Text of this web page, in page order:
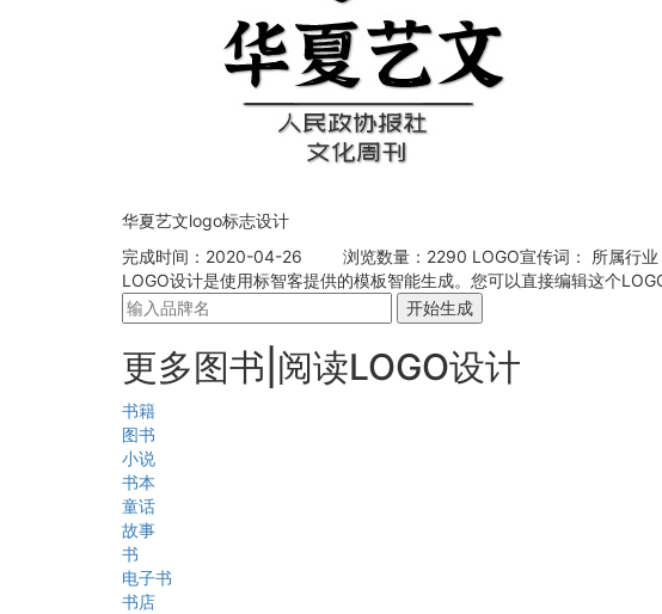
华夏艺文logo标志设计
完成时间：2020-04-26
浏览数量：2290 LOGO宣传词： 所属行业
LOGO设计是使用标智客提供的模板智能生成。您可以直接编辑这个
开始生成
更多图书|阅读LOGO设计
书籍
图书
小说
书本
童话
故事
书
电子书
书店